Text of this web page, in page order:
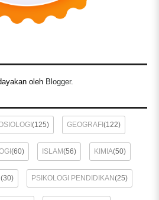
oleh Blogger.
(125) GEOGRAFI (122)
(60) ISLAM(56) KIMIA(50)
(30) PSIKOLOGI PENDIDIKAN(25)